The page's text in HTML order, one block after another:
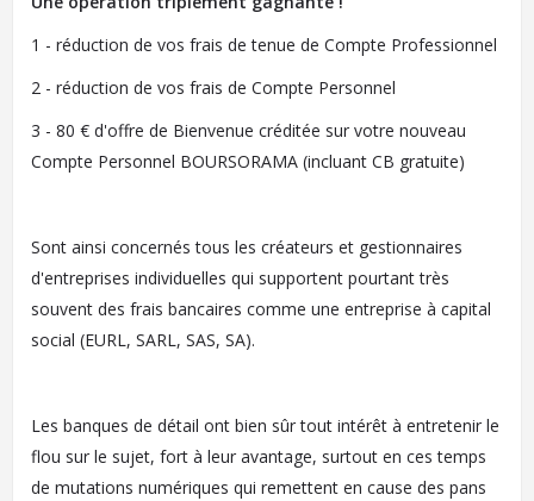
1 - réduction de vos frais de tenue de Compte Professionnel
2 - réduction de vos frais de Compte Personnel
3 - 80 € d'offre de Bienvenue créditée sur votre nouveau
Compte Personnel BOURSORAMA (incluant CB gratuite)
Sont ainsi concernés tous les créateurs et gestionnaires
d'entreprises individuelles qui supportent pourtant très
souvent des frais bancaires comme une entreprise à capital
social (EURL, SARL, SAS, SA).
Les banques de détail ont bien sûr tout intérêt à entretenir le
flou sur le sujet, fort à leur avantage, surtout en ces temps
de mutations numériques qui remettent en cause des pans